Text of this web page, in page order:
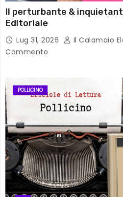
Il perturbante &
Editoriale
Lug 31, 2026 Il Calamaio
Commento
POLLICINO